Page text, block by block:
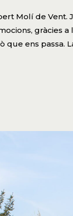
Molí de Vent.
gràcies a
que ens passa.